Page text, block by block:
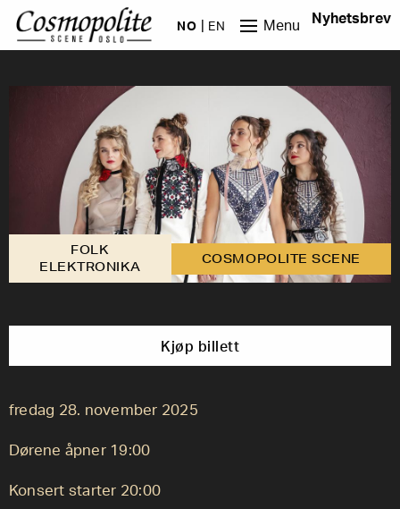
Hopp til hovedinnhold
NO EN Menu Nyhetsbrev
FOLK
ELEKTRONIKA
COSMOPOLITE SCENE
Kjøp billett
fredag 28. november 2025
Dørene åpner 19:00
Konsert starter 20:00